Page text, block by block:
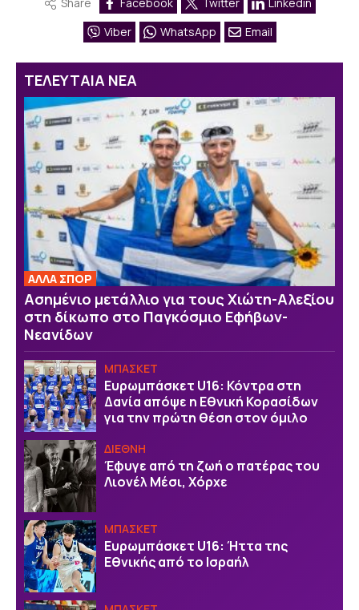
Viber
WhatsApp Email
ΤΕΛΕΥΤΑΙΑ ΝΕΑ
ΑΛΛΑ ΣΠΟΡ
Ασημένιο μετάλλιο για τους Χιώτη-Αλεξίου
στη δίκωπο στο Παγκόσμιο Εφήβων-
Νεανίδων
ΜΠΑΣΚΕΤ
Ευρωμπάσκετ U16: Κόντρα στη
Δανία απόψε η Εθνική Κορασίδων
για την πρώτη θέση στον όμιλο
ΔΙΕΘΝΗ
Έφυγε από τη ζωή ο πατέρας του
Λιονέλ Μέσι, Χόρχε
ΜΠΑΣΚΕΤ
Ευρωμπάσκετ U16: Ήττα της
Εθνικής από το Ισραήλ